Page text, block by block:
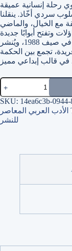
رحلة إنسانية عميقة
سردي أخّاذ. ينقلنا
مع الخيال، والماضي
وتفتح أبوابًا جديدة
لفهم الذات والعالم. كُتب هذا العمل في صيف 1988، ويُنشر
تجمع بين الحكمة
أطلال
quantity
SKU: 14ea6c3b-
الأدب العربي المعاصر
للنشر